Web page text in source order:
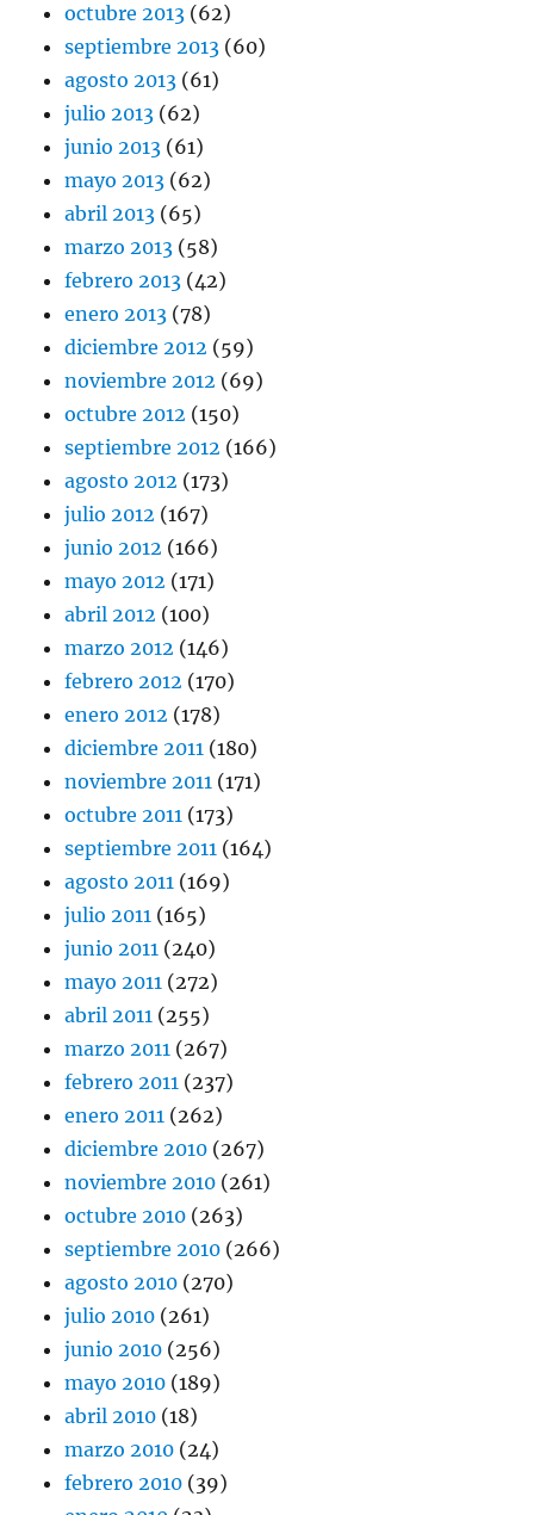
octubre 2013 (62)
septiembre 2013 (60)
agosto 2013 (61)
julio 2013 (62)
junio 2013 (61)
mayo 2013 (62)
abril 2013 (65)
marzo 2013 (58)
febrero 2013 (42)
enero 2013 (78)
diciembre 2012 (59)
noviembre 2012 (69)
octubre 2012 (150)
septiembre 2012 (166)
agosto 2012 (173)
julio 2012 (167)
junio 2012 (166)
mayo 2012 (171)
abril 2012 (100)
marzo 2012 (146)
febrero 2012 (170)
enero 2012 (178)
diciembre 2011 (180)
noviembre 2011 (171)
octubre 2011 (173)
septiembre 2011 (164)
agosto 2011 (169)
julio 2011 (165)
junio 2011 (240)
mayo 2011 (272)
abril 2011 (255)
marzo 2011 (267)
febrero 2011 (237)
enero 2011 (262)
diciembre 2010 (267)
noviembre 2010 (261)
octubre 2010 (263)
septiembre 2010 (266)
agosto 2010 (270)
julio 2010 (261)
junio 2010 (256)
mayo 2010 (189)
abril 2010 (18)
marzo 2010 (24)
febrero 2010 (39)